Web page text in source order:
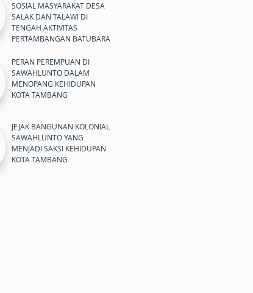
SOSIAL MASYARAKAT DESA
SALAK DAN TALAWI DI
TENGAH AKTIVITAS
PERTAMBANGAN BATUBARA
PERAN PEREMPUAN DI
SAWAHLUNTO DALAM
MENOPANG KEHIDUPAN
KOTA TAMBANG
JEJAK BANGUNAN KOLONIAL
SAWAHLUNTO YANG
MENJADI SAKSI KEHIDUPAN
KOTA TAMBANG